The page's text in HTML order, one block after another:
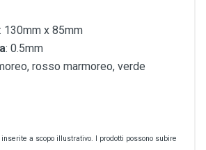
: 130mm x 85mm
: 0.5mm
rosso marmoreo, verde
a scopo illustrativo. I prodotti possono subire